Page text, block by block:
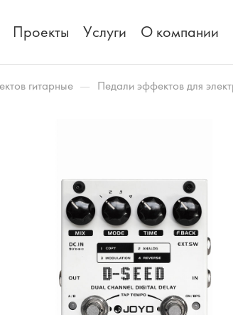
Проекты Услуги О компании
гитарные — Педали эффектов для